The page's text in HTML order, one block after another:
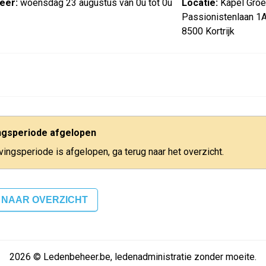
woensdag 23 augustus van 0u tot 0u Locatie: Kapel
Passionistenlaan
8500 Kortrijk
afgelopen
is afgelopen, ga terug naar het overzicht.
OVERZICHT
2026 © Ledenbeheer.be, ledenadministratie zonder moeite.